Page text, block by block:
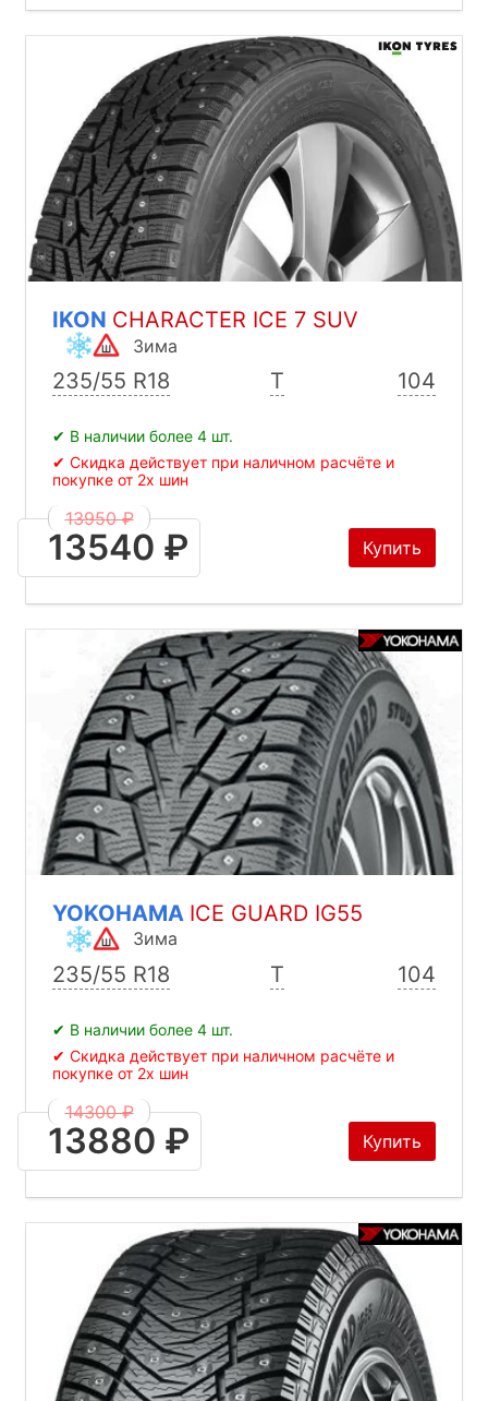
IKON CHARACTER ICE 7 SUV
Зима
235/55 R18 T 104
✔ В наличии более 4 шт.
✔ Скидка действует при наличном расчёте и
покупке от 2х шин
13950 ₽
13540 ₽ Купить
YOKOHAMA ICE GUARD IG55
Зима
235/55 R18 T 104
✔ В наличии более 4 шт.
✔ Скидка действует при наличном расчёте и
покупке от 2х шин
14300 ₽
13880 ₽ Купить